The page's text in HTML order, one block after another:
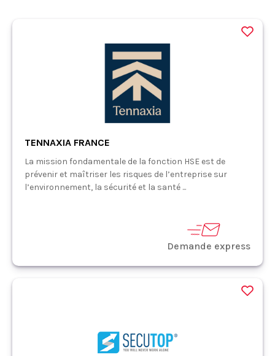
TENNAXIA FRANCE
La mission fondamentale de la fonction HSE est de
prévenir et maîtriser les risques de l’entreprise sur
l’environnement, la sécurité et la santé ...
Demande express